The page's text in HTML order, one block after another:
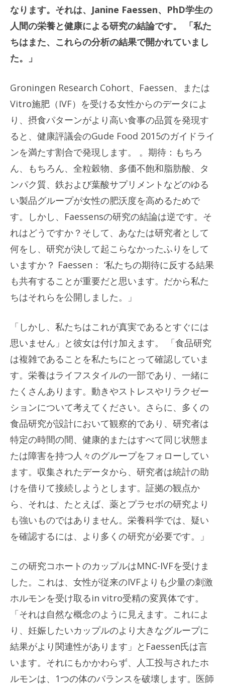
なります。それは、Janine Faessen、PhD学生の
人間の栄養と健康による研究の結論です。 「私た
ちはまた、これらの分析の結果で開かれていまし
た。」
Groningen Research Cohort、Faessen、または
Vitro施肥（IVF）を受ける女性からのデータによ
り、摂食パターンがより高い食事の品質を発現す
ると、健康評議会のGude Food 2015のガイドライ
ンを満たす割合で発現します。 。期待：もちろ
ん、もちろん、全粒穀物、多価不飽和脂肪酸、タ
ンパク質、鉄および葉酸サプリメントなどのゆる
い製品グループが女性の肥沃度を高めるためで
す。しかし、Faessensの研究の結論は逆です。そ
れはどうですか？そして、あなたは研究者として
何をし、研究が決して起こらなかったふりをして
いますか？ Faessen： ‘私たちの期待に反する結果
も共有することが重要だと思います。だから私た
ちはそれらを公開しました。」
「しかし、私たちはこれが真実であるとすぐには
思いません」と彼女は付け加えます。 「食品研究
は複雑であることを私たちにとって確認していま
す。栄養はライフスタイルの一部であり、一緒に
たくさんあります。動きやストレスやリラクゼー
ションについて考えてください。さらに、多くの
食品研究が設計において観察的であり、研究者は
特定の時間の間、健康的またはすべて同じ状態ま
たは障害を持つ人々のグループをフォローしてい
ます。収集されたデータから、研究者は統計の助
けを借りて接続しようとします。証拠の観点か
ら、それは、たとえば、薬とプラセボの研究より
も強いものではありません。栄養科学では、疑い
を確認するには、より多くの研究が必要です。」
この研究コホートのカップルはMNC-IVFを受けま
した。これは、女性が従来のIVFよりも少量の刺激
ホルモンを受け取るin vitro受精の変異体です。
「それは自然な概念のように見えます。これによ
り、妊娠したいカップルのより大きなグループに
結果がより関連性があります」とFaessen氏は言
います。それにもかかわらず、人工投与されたホ
ルモンは、1つの体のバランスを破壊します。医師